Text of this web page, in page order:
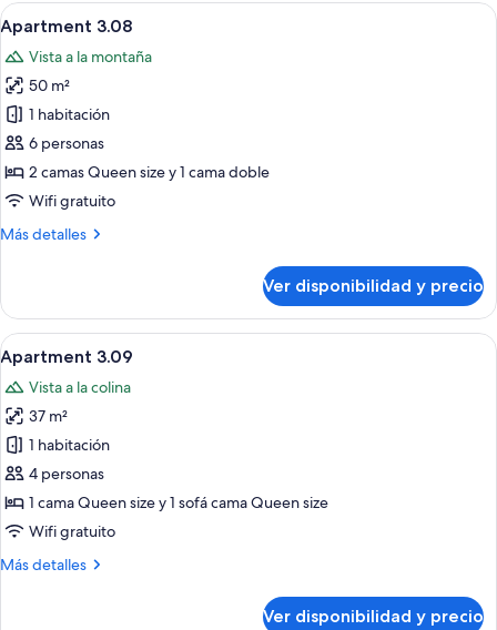
Ver
todas
las
fotos
de
Apartment
3.08
Habitación de hotel moderna con
11
Apartment 3.08
Vista a la montaña
50 m²
1 habitación
6 personas
2 camas Queen size y 1 cama doble
Wifi gratuito
Más detalles
Más
3.08
Ver disponibilidad y precio
Ver
todas
las
fotos
de
Apartment
3.09
Habitación de hotel moderna con
7
Apartment 3.09
Vista a la colina
37 m²
1 habitación
4 personas
1 cama Queen size y 1 sofá cama Queen size
Wifi gratuito
Más detalles
Más
Ver disponibilidad y precio